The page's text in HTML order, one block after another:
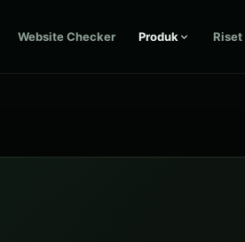
Website Checker Produk Riset